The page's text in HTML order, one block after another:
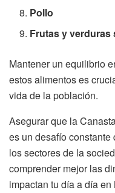
Pollo
Frutas y verduras
Mantener un equilibrio
estos alimentos es
vida de la población.
Asegurar que la
es un desafío
los sectores de la
comprender mejor las
impactan tu día a día en